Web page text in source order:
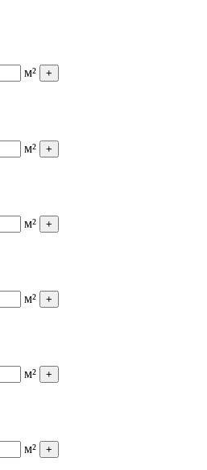
м² +
м² +
м² +
м² +
м² +
м² +